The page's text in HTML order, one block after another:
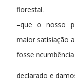
florestal.
=que o nosso
maior satisiação
fosse ncumbência
declarado e